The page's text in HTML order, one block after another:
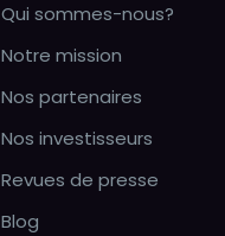
Qui sommes-nous?
Notre mission
Nos partenaires
Nos investisseurs
Revues de presse
Blog